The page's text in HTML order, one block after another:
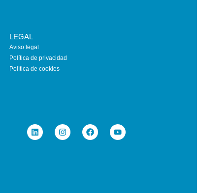
LEGAL
Aviso legal
Política de privacidad
Política de cookies